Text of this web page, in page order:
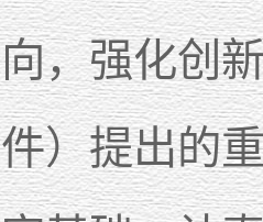
向，强化创
件）提出的